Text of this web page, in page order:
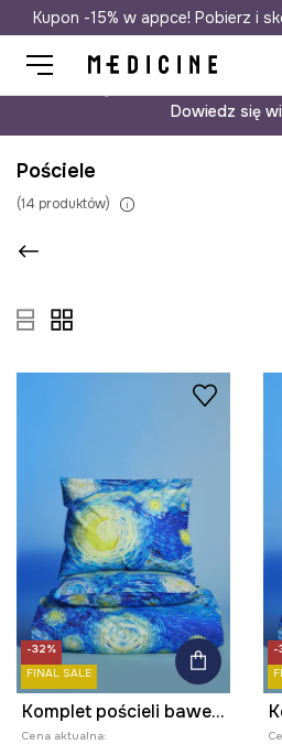
Darmowa dostawa
Kupon -15% w appce! Pobierz i
Dowiedz się
Pościele
(14 produktów)
-32%
FINAL SALE
Komplet pościeli bawełnianej z kolekcji Eviva L'arte
Cena aktualna:
-